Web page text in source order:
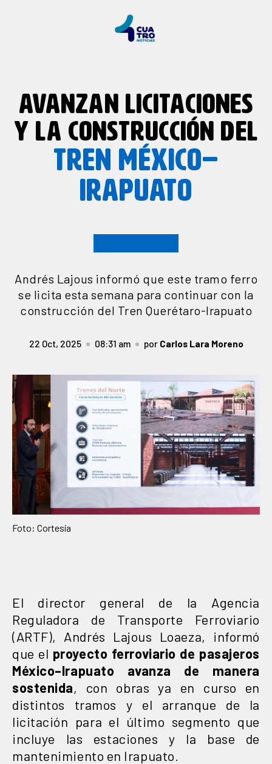
AVANZAN LICITACIONES
Y LA CONSTRUCCIÓN DEL
TREN MÉXICO–
IRAPUATO
Andrés Lajous informó que este tramo ferro
se licita esta semana para continuar con la
construcción del Tren Querétaro-Irapuato
22 Oct, 2025 08:31 am por Carlos Lara Moreno
Foto: Cortesía
El director general de la Agencia
Reguladora de Transporte Ferroviario
(ARTF), Andrés Lajous Loaeza, informó
que el proyecto ferroviario de pasajeros
México–Irapuato avanza de manera
sostenida, con obras ya en curso en
distintos tramos y el arranque de la
licitación para el último segmento que
incluye las estaciones y la base de
mantenimiento en Irapuato.